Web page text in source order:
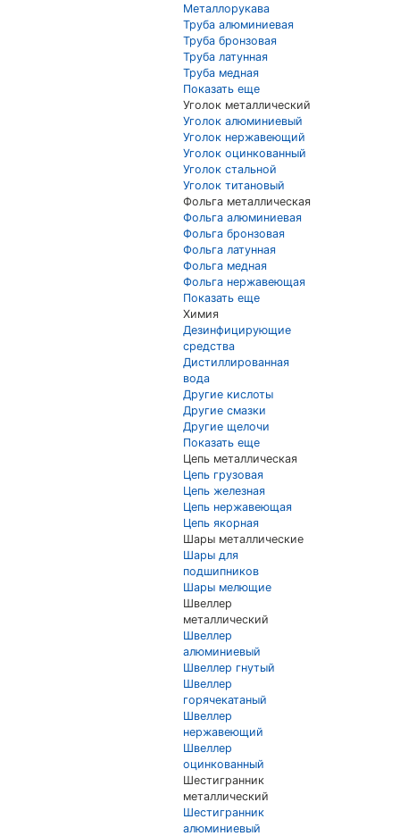
Металлорукава
Труба алюминиевая
Труба бронзовая
Труба латунная
Труба медная
Показать еще
Уголок металлический
Уголок алюминиевый
Уголок нержавеющий
Уголок оцинкованный
Уголок стальной
Уголок титановый
Фольга металлическая
Фольга алюминиевая
Фольга бронзовая
Фольга латунная
Фольга медная
Фольга нержавеющая
Показать еще
Химия
Дезинфицирующие
средства
Дистиллированная
вода
Другие кислоты
Другие смазки
Другие щелочи
Показать еще
Цепь металлическая
Цепь грузовая
Цепь железная
Цепь нержавеющая
Цепь якорная
Шары металлические
Шары для
подшипников
Шары мелющие
Швеллер
металлический
Швеллер
алюминиевый
Швеллер гнутый
Швеллер
горячекатаный
Швеллер
нержавеющий
Швеллер
оцинкованный
Шестигранник
металлический
Шестигранник
алюминиевый